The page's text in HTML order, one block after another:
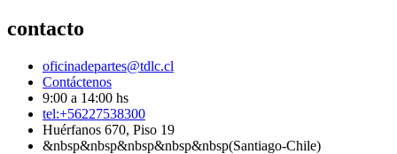
contacto
oficinadepartes@tdlc.cl
Contáctenos
9:00 a 14:00 hs
tel:+56227538300
Huérfanos 670, Piso 19
&nbsp&nbsp&nbsp&nbsp&nbsp(Santiago-Chile)